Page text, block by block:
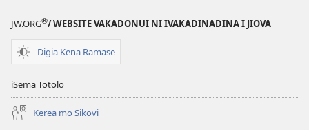
JW.ORG®/ WEBSITE VAKADONUI NI IVAKADINADINA I JIOVA
Digia Kena Ramase
iSema Totolo
Kerea mo Sikovi